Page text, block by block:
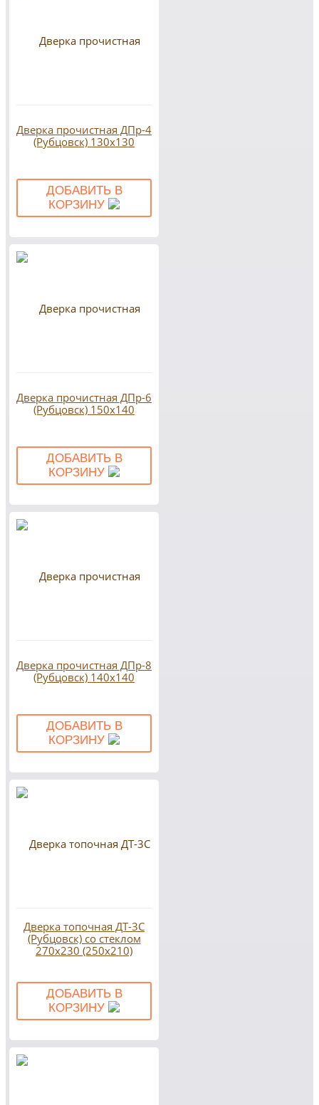
Дверка прочистная ДПр-4
(Рубцовск) 130х130
ДОБАВИТЬ В
КОРЗИНУ
Дверка прочистная ДПр-6
(Рубцовск) 150х140
ДОБАВИТЬ В
КОРЗИНУ
Дверка прочистная ДПр-8
(Рубцовск) 140х140
ДОБАВИТЬ В
КОРЗИНУ
Дверка топочная ДТ-3С
(Рубцовск) со стеклом
270х230 (250х210)
ДОБАВИТЬ В
КОРЗИНУ